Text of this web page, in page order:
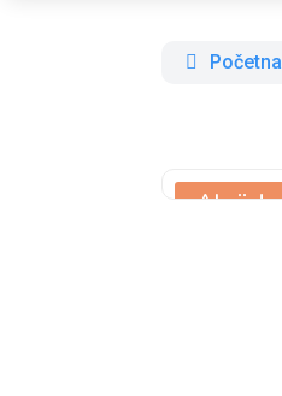
Početna
Akcija!